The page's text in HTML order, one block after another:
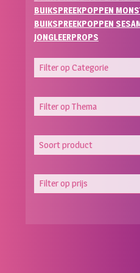
BUIKSPREEKPOPPEN
BUIKSPREEKPOPPEN
JONGLEERPROPS
Filter op Categorie
Filter op Thema
Soort product
Filter op prijs